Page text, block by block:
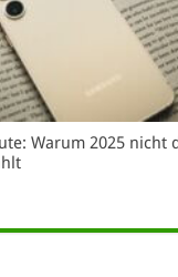
Warum 2025 nicht